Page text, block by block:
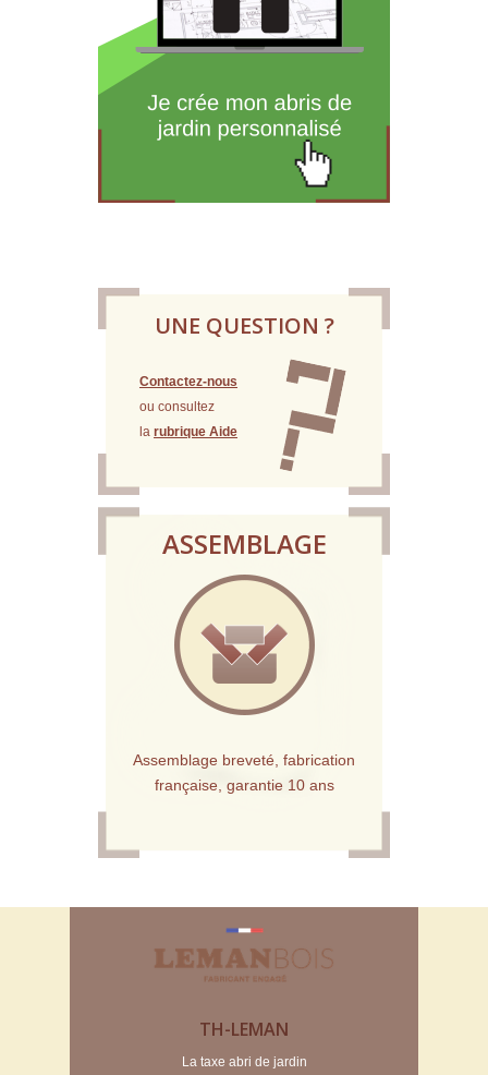
UNE QUESTION ?
Contactez-nous
ou consultez
la rubrique Aide
ASSEMBLAGE
Assemblage breveté, fabrication
française, garantie 10 ans
TH-LEMAN
La taxe abri de jardin